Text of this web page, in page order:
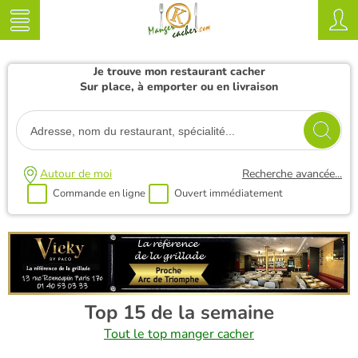
Je trouve mon restaurant cacher
Sur place, à emporter ou en livraison
Autour de moi
Commande en ligne Ouvert immédiatement
Recherche avancée...
Top 15 de la semaine
Tout le top manger cacher